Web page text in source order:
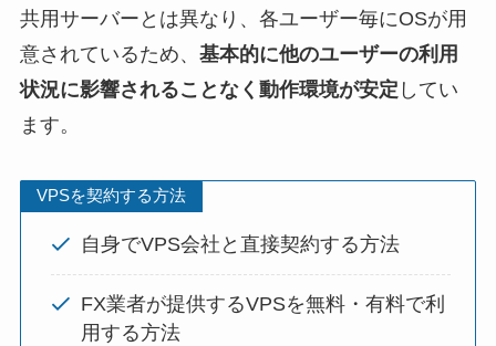
共用サーバーとは異なり、各ユーザー毎にOSが用
意されているため、 基本的に他のユーザーの利用
状況に影響されることなく動作環境が安定 してい
ます。
VPSを契約する方法
自身でVPS会社と直接契約する方法
FX業者が提供するVPSを無料・有料で利
用する方法